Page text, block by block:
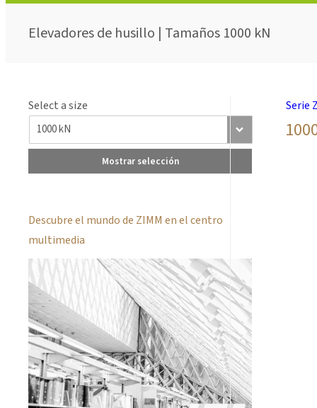
Elevadores de husillo | Tamaños 1000 kN
Select a size
Mostrar selección
Descubre el mundo de ZIMM en el centro
multimedia
Serie